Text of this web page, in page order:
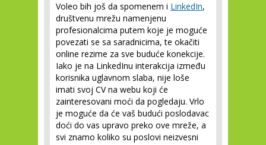
Voleo bih još da spomenem i LinkedIn,
društvenu mrežu namenjenu
profesionalcima putem koje je moguće
povezati se sa saradnicima, te okačiti
online rezime za sve buduće konekcije.
Iako je na LinkedInu interakcija između
korisnika uglavnom slaba, nije loše
imati svoj CV na webu koji će
zainteresovani moći da pogledaju. Vrlo
je moguće da će vaš budući poslodavac
doći do vas upravo preko ove mreže, a
svi znamo koliko su poslovi neizvesni